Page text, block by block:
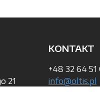
21
KONTAKT
+48 32 64 51
info@oltis.pl